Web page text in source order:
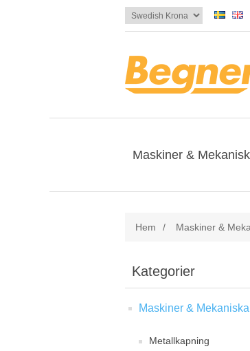
Maskiner &
Hem / Maskiner &
Kategorier
Maskiner &
Metallkapning